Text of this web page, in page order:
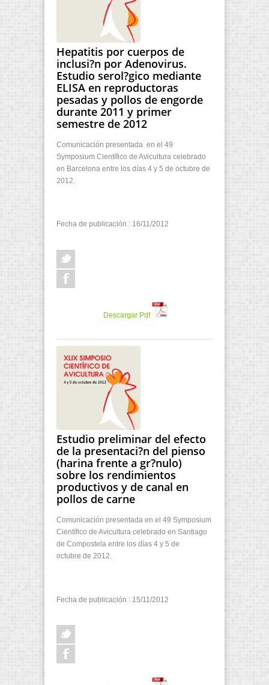
Hepatitis por cuerpos de
inclusi?n por Adenovirus.
Estudio serol?gico mediante
ELISA en reproductoras
pesadas y pollos de engorde
durante 2011 y primer
semestre de 2012
Comunicación presentada en el 49
Symposium Científico de Avicultura celebrado
en Barcelona entre los días 4 y 5 de octubre de
2012.
Fecha de publicación : 16/11/2012
Descargar Pdf
Estudio preliminar del efecto
de la presentaci?n del pienso
(harina frente a gr?nulo)
sobre los rendimientos
productivos y de canal en
pollos de carne
Comunicación presentada en el 49 Symposium
Científico de Avicultura celebrado en Santiago
de Compostela entre los días 4 y 5 de
octubre de 2012.
Fecha de publicación : 15/11/2012